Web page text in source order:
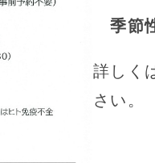
季節
詳しく
さい。